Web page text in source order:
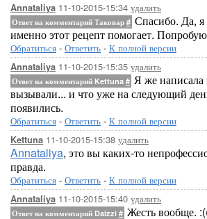
Annataliya 11-10-2015-15:34 удалить
Ответ на комментарий Таковар # Спасибо. Да,
именно этот рецепт помогает. Попробую
Обратиться - Ответить - К полной версии
Annataliya 11-10-2015-15:35 удалить
Ответ на комментарий Kettuna # Я же написала
вызывали... и что уже на следующий
появились.
Обратиться - Ответить - К полной версии
Kettuna 11-10-2015-15:38 удалить
Annataliya, это вы каких-то
правда.
Обратиться - Ответить - К полной версии
Annataliya 11-10-2015-15:40 удалить
Ответ на комментарий Daizzi # Жесть вообще.